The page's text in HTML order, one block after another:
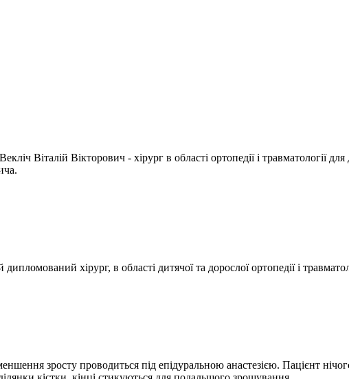
Віталій Вікторович - хірург в області ортопедії і травматології
хірург, в області дитячої та дорослої ортопедії і
зросту проводиться під епідуральною анастезією. Пацієнт